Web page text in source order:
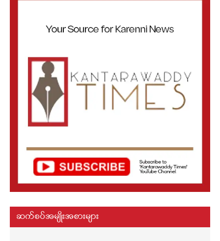
ဆက်စပ်အမျိုးအစားများ